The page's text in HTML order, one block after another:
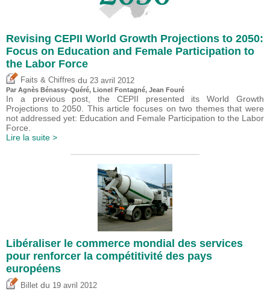
Revising CEPII World Growth Projections to 2050:
Focus on Education and Female Participation to
the Labor Force
Faits & Chiffres du 23 avril 2012
Par Agnès Bénassy-Quéré, Lionel Fontagné, Jean Fouré
In a previous post, the CEPII presented its World Growth
Projections to 2050. This article focuses on two themes that were
not addressed yet: Education and Female Participation to the Labor
Force.
Lire la suite >
Libéraliser le commerce mondial des services
pour renforcer la compétitivité des pays
européens
Billet du 19 avril 2012